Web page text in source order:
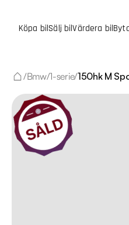
Köpa bilSälj bilVärdera bil
/Bmw/1-serie/150hk M